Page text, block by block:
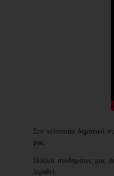
Στο τελευταίο δημοτικό
μας.
Πολλοί συνδημότες μας
ξεραθεί.